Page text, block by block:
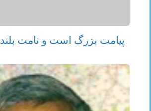
پیامت بزرگ است و نامت بلند